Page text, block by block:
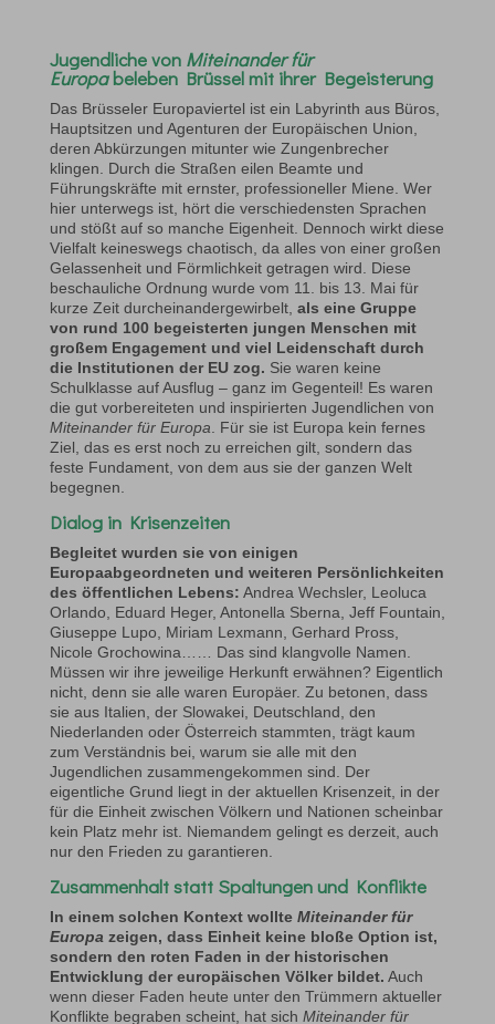
Jugendliche von Miteinander für
Europabeleben Brüssel mit ihrer Begeisterung
Das Brüsseler Europaviertel ist ein Labyrinth aus Büros,
Hauptsitzen und Agenturen der Europäischen Union,
deren Abkürzungen mitunter wie Zungenbrecher
klingen. Durch die Straßen eilen Beamte und
Führungskräfte mit ernster, professioneller Miene. Wer
hier unterwegs ist, hört die verschiedensten Sprachen
und stößt auf so manche Eigenheit. Dennoch wirkt diese
Vielfalt keineswegs chaotisch, da alles von einer großen
Gelassenheit und Förmlichkeit getragen wird. Diese
beschauliche Ordnung wurde vom 11. bis 13. Mai für
kurze Zeit durcheinandergewirbelt, als eine Gruppe
von rund 100 begeisterten jungen Menschen mit
großem Engagement und viel Leidenschaft durch
die Institutionen der EU zog. Sie waren keine
Schulklasse auf Ausflug – ganz im Gegenteil! Es waren
die gut vorbereiteten und inspirierten Jugendlichen von
Miteinander für Europa . Für sie ist Europa kein fernes
Ziel, das es erst noch zu erreichen gilt, sondern das
feste Fundament, von dem aus sie der ganzen Welt
begegnen.
Dialog in Krisenzeiten
Begleitet wurden sie von einigen
Europaabgeordneten und weiteren Persönlichkeiten
des öffentlichen Lebens: Andrea Wechsler, Leoluca
Orlando, Eduard Heger, Antonella Sberna, Jeff Fountain,
Giuseppe Lupo, Miriam Lexmann, Gerhard Pross,
Nicole Grochowina…… Das sind klangvolle Namen.
Müssen wir ihre jeweilige Herkunft erwähnen? Eigentlich
nicht, denn sie alle waren Europäer. Zu betonen, dass
sie aus Italien, der Slowakei, Deutschland, den
Niederlanden oder Österreich stammten, trägt kaum
zum Verständnis bei, warum sie alle mit den
Jugendlichen zusammengekommen sind. Der
eigentliche Grund liegt in der aktuellen Krisenzeit, in der
für die Einheit zwischen Völkern und Nationen scheinbar
kein Platz mehr ist. Niemandem gelingt es derzeit, auch
nur den Frieden zu garantieren.
Zusammenhalt statt Spaltungen und Konflikte
In einem solchen Kontext wollte Miteinander für
Europa zeigen, dass Einheit keine bloße Option ist,
sondern den roten Faden in der historischen
Entwicklung der europäischen Völker bildet. Auch
wenn dieser Faden heute unter den Trümmern aktueller
Konflikte begraben scheint, hat sich Miteinander für